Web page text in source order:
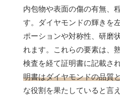
内包物や表面の傷の有無、
す。ダイヤモンドの輝きを
ポーションや対称性、研磨
れます。これらの要素は、
検査を経て証明書に記載さ
明書はダイヤモンドの品質
な役割を果たしていると言